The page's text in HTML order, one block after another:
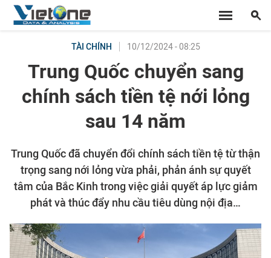
TÀI CHÍNH 10/12/2024 - 08:25
Trung Quốc chuyển sang
chính sách tiền tệ nới lỏng
sau 14 năm
Trung Quốc đã chuyển đổi chính sách tiền tệ từ thận
trọng sang nới lỏng vừa phải, phản ánh sự quyết
tâm của Bắc Kinh trong việc giải quyết áp lực giảm
phát và thúc đẩy nhu cầu tiêu dùng nội địa…